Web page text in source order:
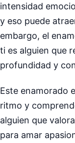
intensidad
y eso puede
embargo, el
ti es alguien que
profundidad y
Este enamorado
ritmo y
alguien que
para amar